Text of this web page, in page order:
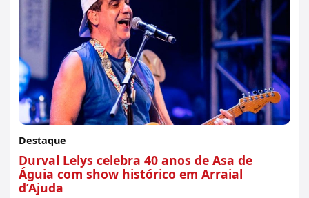
Destaque
Durval Lelys celebra 40 anos de Asa de
Águia com show histórico em Arraial
d’Ajuda